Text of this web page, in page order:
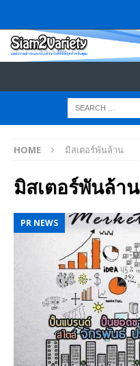
HOME มิสเตอร์พันล้าน
มิสเตอร์พันล้าน
PR NEWS